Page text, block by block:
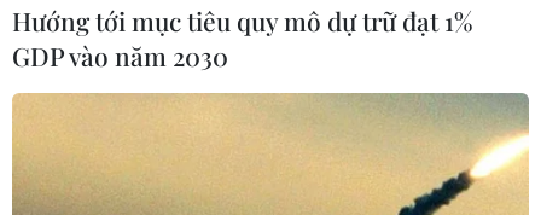
Hướng tới mục tiêu quy mô dự trữ đạt 1%
GDP vào năm 2030